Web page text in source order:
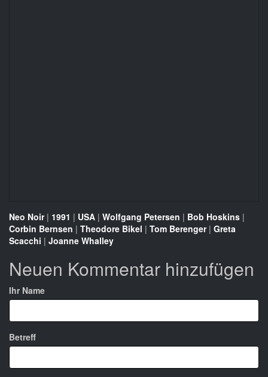
Neo Noir| 1991 | USA | Wolfgang Petersen | Bob Hoskins |
Corbin Bernsen | Theodore Bikel | Tom Berenger| Greta
Scacchi | Joanne Whalley
Neuen Kommentar hinzufügen
Ihr Name
Betreff